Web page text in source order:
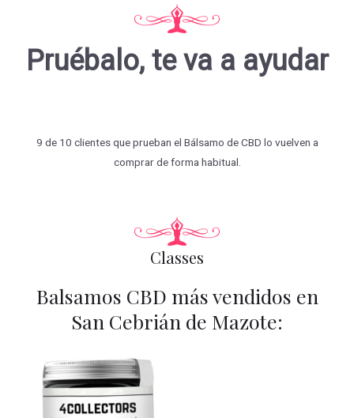
Pruébalo, te va a ayudar
9 de 10 clientes que prueban el Bálsamo de CBD lo vuelven a
comprar de forma habitual.
Classes
Balsamos CBD más vendidos en
San Cebrián de Mazote: